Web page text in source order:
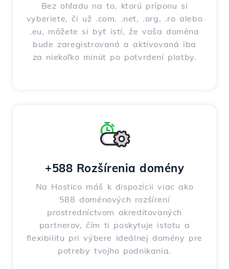
Bez ohľadu na to, ktorú príponu si
vyberiete, či už .com, .net, .org, .ro alebo
.eu, môžete si byť istí, že vaša doména
bude zaregistrovaná a aktivovaná iba
za niekoľko minút po potvrdení platby.
+588 Rozšírenia domény
Na Hostico máš k dispozícii viac ako
588 doménových rozšírení
prostredníctvom akreditovaných
partnerov, čím ti poskytuje istotu a
flexibilitu pri výbere ideálnej domény pre
potreby tvojho podnikania.